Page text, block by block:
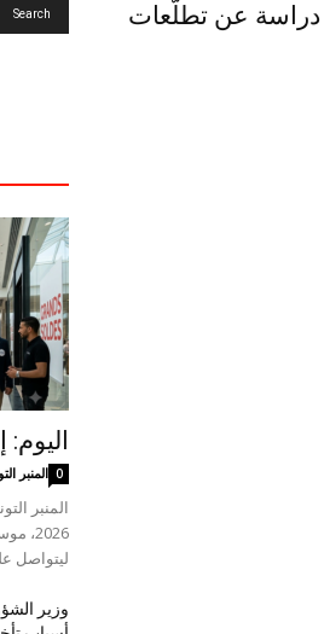
دراسة عن تطلّعات
المنبر 0
ليتواصل
وزير